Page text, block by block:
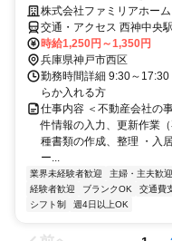
株式会社ファミリアホーム
交通・アクセス 西神中央
時給1,250円～1,350円
兵庫県神戸市西区
勤務時間詳細 9:30～
らか入れる方
仕事内容 ＜不動産会社の
件情報の入力、更新作業
種書類の作成、整理 ・入
ー...
業界未経験者歓迎 主婦・主夫歓迎
経験者歓迎
ブランクOK 交通費
シフト制
週4日以上OK